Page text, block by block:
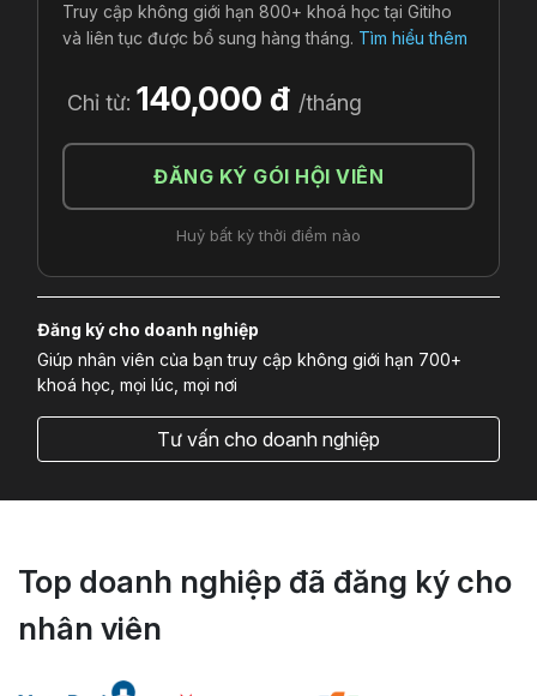
Truy cập không giới hạn 800+ khoá học tại Gitiho
và liên tục được bổ sung hàng tháng. Tìm hiểu thêm
Chỉ từ: 140,000 đ /tháng
ĐĂNG KÝ GÓI HỘI VIÊN
Huỷ bất kỳ thời điểm nào
Đăng ký cho doanh nghiệp
Giúp nhân viên của bạn truy cập không giới hạn 700+
khoá học, mọi lúc, mọi nơi
Tư vấn cho doanh nghiệp
Top doanh nghiệp đã đăng ký cho
nhân viên